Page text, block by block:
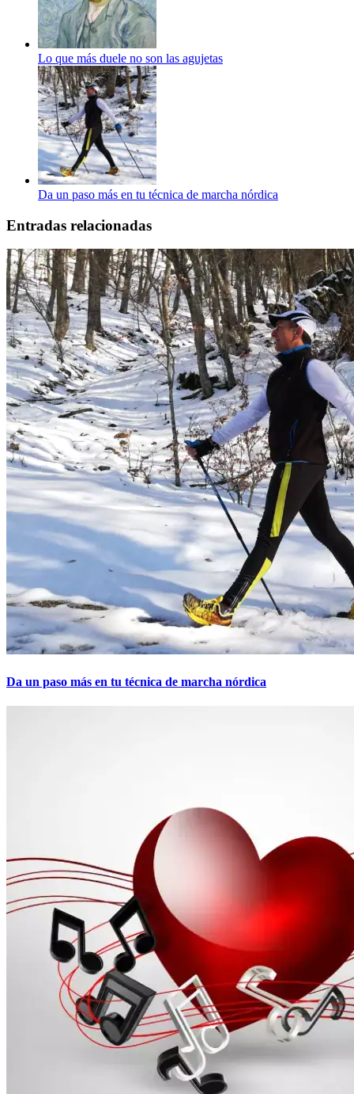
Lo que más duele no son las agujetas
Da un paso más en tu técnica de marcha nórdica
Entradas relacionadas
Da un paso más en tu técnica de marcha nórdica